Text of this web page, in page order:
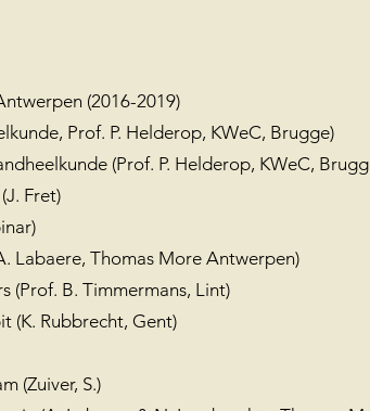
(2016-2019)
Prof. P. Helderop, KWeC, Brugge)
(Prof. P. Helderop, KWeC,
Fret)
Labaere, Thomas More Antwerpen)
(Prof. B. Timmermans, Lint)
(K. Rubbrecht, Gent)
(Zuiver, S.)